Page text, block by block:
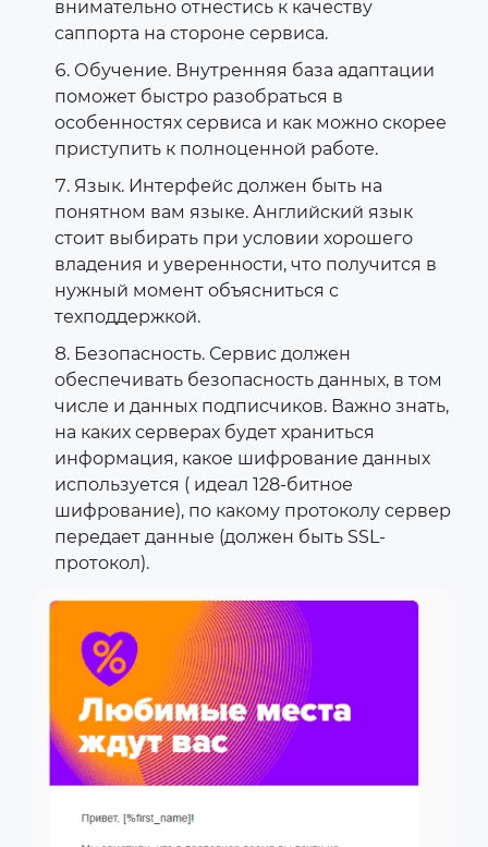
внимательно отнестись к качеству
саппорта на стороне сервиса.
Обучение. Внутренняя база адаптации
поможет быстро разобраться в
особенностях сервиса и как можно скорее
приступить к полноценной работе.
Язык. Интерфейс должен быть на
понятном вам языке. Английский язык
стоит выбирать при условии хорошего
владения и уверенности, что получится в
нужный момент объясниться с
техподдержкой.
Безопасность. Сервис должен
обеспечивать безопасность данных, в том
числе и данных подписчиков. Важно знать,
на каких серверах будет храниться
информация, какое шифрование данных
используется ( идеал 128-битное
шифрование), по какому протоколу сервер
передает данные (должен быть SSL-
протокол).